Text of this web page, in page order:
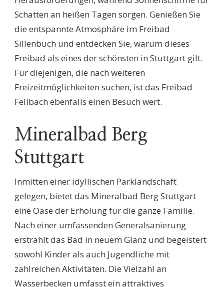
Schatten an heißen Tagen sorgen. Genießen Sie
die entspannte Atmosphäre im Freibad
Sillenbuch und entdecken Sie, warum dieses
Freibad als eines der schönsten in Stuttgart gilt.
Für diejenigen, die nach weiteren
Freizeitmöglichkeiten suchen, ist das Freibad
Fellbach ebenfalls einen Besuch wert.
Mineralbad Berg
Stuttgart
Inmitten einer idyllischen Parklandschaft
gelegen, bietet das Mineralbad Berg Stuttgart
eine Oase der Erholung für die ganze Familie.
Nach einer umfassenden Generalsanierung
erstrahlt das Bad in neuem Glanz und begeistert
sowohl Kinder als auch Jugendliche mit
zahlreichen Aktivitäten. Die Vielzahl an
Wasserbecken umfasst ein attraktives